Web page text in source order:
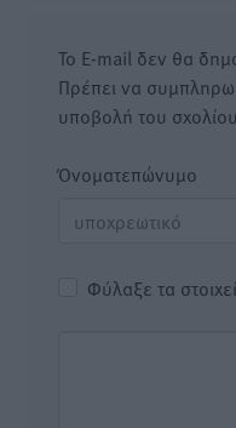
Το E-mail δεν θα
Πρέπει να
υποβολή του
Όνοματεπώνυμο
Φύλαξε τα